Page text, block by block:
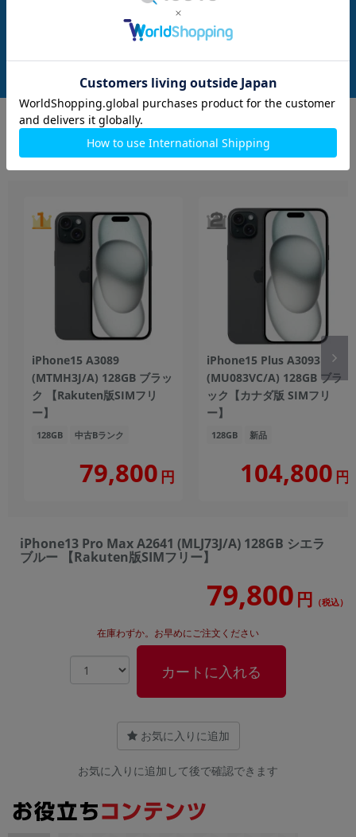
版SIMフリー】
発売日：2021/09
79,800 (税込)
iPhone もっと見る
iPhone15 A3089
(MTMH3J/A) 128GB ブラッ
ク 【Rakuten版SIMフリ
ー】
128GB 中古Bランク
79,800 円
iPhone15 Plus A3093
(MU083VC/A) 128GB ブラ
ック【カナダ版 SIMフリ
ー】
128GB 新品
104,800 円
iPhone13 Pro Max A2641 (MLJ73J/A) 128GB シエラ
ブルー 【Rakuten版SIMフリー】
79,800 円 （税込）
在庫わずか。お早めにご注文ください
カートに入れる
お気に入りに追加
お気に入りに追加して後で確認できます